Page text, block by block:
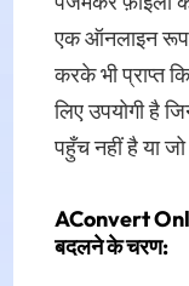
एक ऑनलाइन
करके भी प्राप्त
लिए उपयोगी है
पहुँच नहीं है या
AConvert
बदलने के चरण: